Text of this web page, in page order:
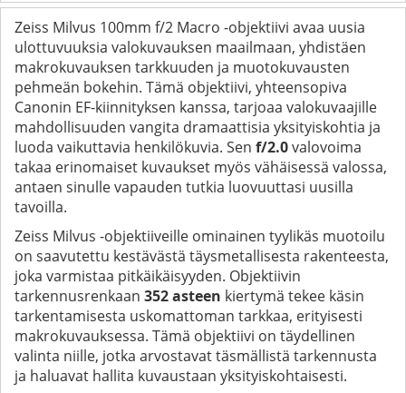
Zeiss Milvus 100mm f/2 Macro -objektiivi avaa uusia
ulottuvuuksia valokuvauksen maailmaan, yhdistäen
makrokuvauksen tarkkuuden ja muotokuvausten
pehmeän bokehin. Tämä objektiivi, yhteensopiva
Canonin EF-kiinnityksen kanssa, tarjoaa valokuvaajille
mahdollisuuden vangita dramaattisia yksityiskohtia ja
luoda vaikuttavia henkilökuvia. Sen f/2.0valovoima
takaa erinomaiset kuvaukset myös vähäisessä valossa,
antaen sinulle vapauden tutkia luovuuttasi uusilla
tavoilla.
Zeiss Milvus -objektiiveille ominainen tyylikäs muotoilu
on saavutettu kestävästä täysmetallisesta rakenteesta,
joka varmistaa pitkäikäisyyden. Objektiivin
tarkennusrenkaan 352 asteen kiertymä tekee käsin
tarkentamisesta uskomattoman tarkkaa, erityisesti
makrokuvauksessa. Tämä objektiivi on täydellinen
valinta niille, jotka arvostavat täsmällistä tarkennusta
ja haluavat hallita kuvaustaan yksityiskohtaisesti.